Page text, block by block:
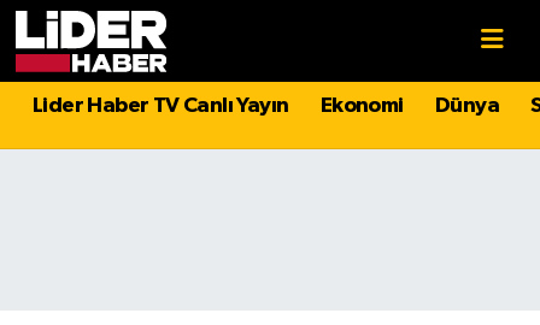
Lider Haber TV Canlı Yayın Ekonomi Dünya
Politika
Hava Durumu